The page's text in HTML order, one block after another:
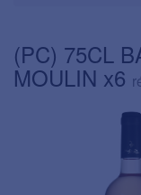
(PC) 75CL
MOULIN x6